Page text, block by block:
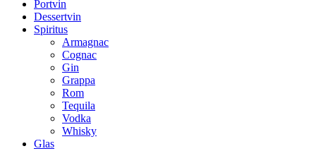
Portvin
Dessertvin
Spiritus
Armagnac
Cognac
Gin
Grappa
Rom
Tequila
Vodka
Whisky
Glas